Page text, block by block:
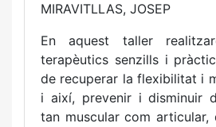
MIRAVITLLAS, JOSEP
En aquest taller
terapèutics senzills i
de recuperar la flexibilitat i
i així, prevenir i disminuir
tan muscular com articular,